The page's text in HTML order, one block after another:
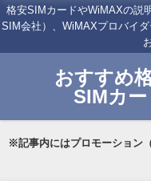
格安SIMカードやWiMAXの説
SIM会社）、WiMAXプロバイ
おすすめ
SIMカ
※記事内にはプロモーション